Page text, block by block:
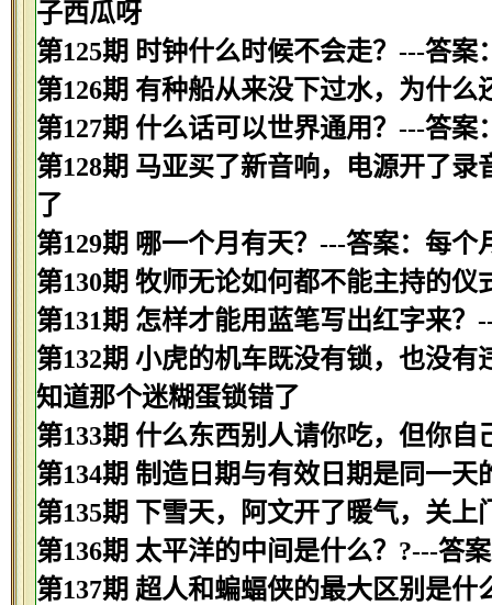
子西瓜呀
第125期 时钟什么时候不会走？---答案
第126期 有种船从来没下过水，为什
第127期 什么话可以世界通用？---答案
第128期 马亚买了新音响，电源开了
了
第129期 哪一个月有天？---答案：每个
第130期 牧师无论如何都不能主持的
第131期 怎样才能用蓝笔写出红字来？
第132期 小虎的机车既没有锁，也没
知道那个迷糊蛋锁错了
第133期 什么东西别人请你吃，但你
第134期 制造日期与有效日期是同一
第135期 下雪天，阿文开了暖气，关
第136期 太平洋的中间是什么？?---答
第137期 超人和蝙蝠侠的最大区别是